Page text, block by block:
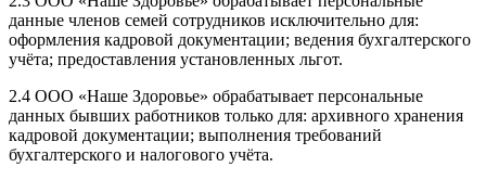
данные членов семей сотрудников исключительно для:
оформления кадровой документации; ведения бухгалтерского
учёта; предоставления установленных льгот.
2.4 ООО «Наше Здоровье» обрабатывает персональные
данных бывших работников только для: архивного хранения
кадровой документации; выполнения требований
бухгалтерского и налогового учёта.